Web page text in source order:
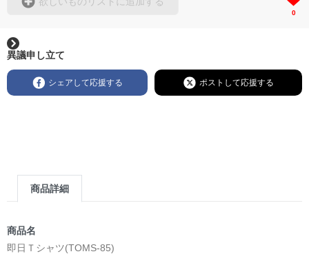
0
異議申し立て
シェアして応援する ポストして応援する
商品詳細
商品名
即日Ｔシャツ(TOMS-85)